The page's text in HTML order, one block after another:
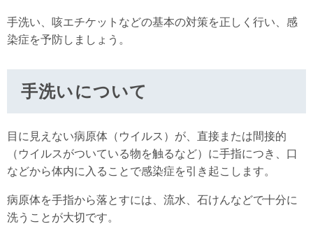
手洗い、咳エチケットなどの基本の対策を正しく行い、感
染症を予防しましょう。
手洗いについて
目に見えない病原体（ウイルス）が、直接または間接的
（ウイルスがついている物を触るなど）に手指につき、口
などから体内に入ることで感染症を引き起こします。
病原体を手指から落とすには、流水、石けんなどで十分に
洗うことが大切です。